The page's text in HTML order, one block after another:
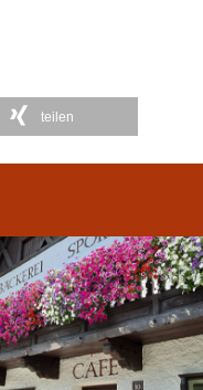
teilen